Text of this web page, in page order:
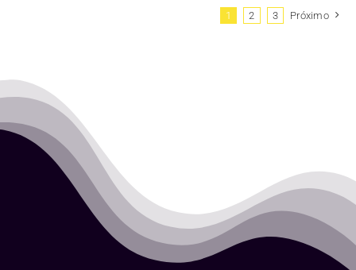
1 2 3 Próximo